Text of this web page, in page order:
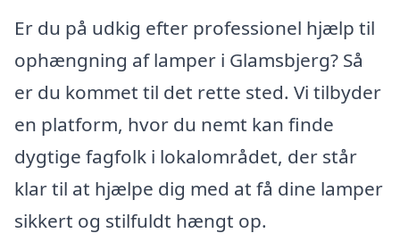
Er du på udkig efter professionel hjælp til
ophængning af lamper i Glamsbjerg? Så
er du kommet til det rette sted. Vi tilbyder
en platform, hvor du nemt kan finde
dygtige fagfolk i lokalområdet, der står
klar til at hjælpe dig med at få dine lamper
sikkert og stilfuldt hængt op.